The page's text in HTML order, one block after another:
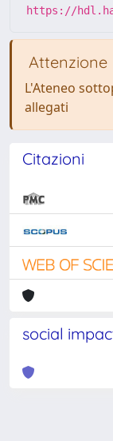
https://
Attenzione
L'Ateneo
allegati
Citazioni
social